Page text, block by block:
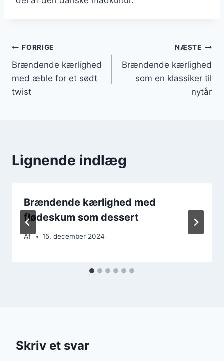
Indlægsnavigation
FORRIGE
Brændende kærlighed
med æble for et sødt
twist
NÆSTE
Brændende kærlighed
som en klassiker til
nytår
Lignende indlæg
Brændende kærlighed med
flødeskum som dessert
Af 15. december 2024
Skriv et svar